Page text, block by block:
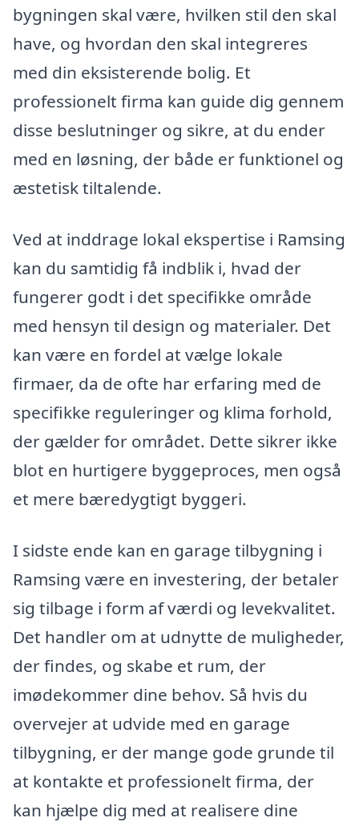
bygningen skal være, hvilken stil den skal
have, og hvordan den skal integreres
med din eksisterende bolig. Et
professionelt firma kan guide dig gennem
disse beslutninger og sikre, at du ender
med en løsning, der både er funktionel og
æstetisk tiltalende.
Ved at inddrage lokal ekspertise i Ramsing
kan du samtidig få indblik i, hvad der
fungerer godt i det specifikke område
med hensyn til design og materialer. Det
kan være en fordel at vælge lokale
firmaer, da de ofte har erfaring med de
specifikke reguleringer og klima forhold,
der gælder for området. Dette sikrer ikke
blot en hurtigere byggeproces, men også
et mere bæredygtigt byggeri.
I sidste ende kan en garage tilbygning i
Ramsing være en investering, der betaler
sig tilbage i form af værdi og levekvalitet.
Det handler om at udnytte de muligheder,
der findes, og skabe et rum, der
imødekommer dine behov. Så hvis du
overvejer at udvide med en garage
tilbygning, er der mange gode grunde til
at kontakte et professionelt firma, der
kan hjælpe dig med at realisere dine